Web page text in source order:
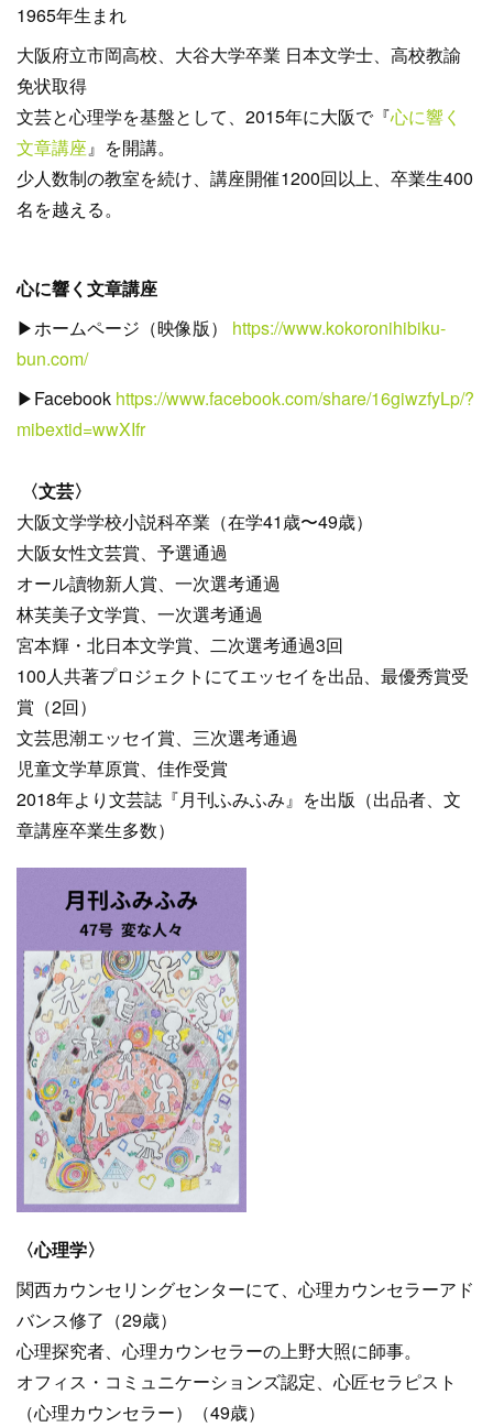
1965年生まれ
大阪府立市岡高校、大谷大学卒業 日本文学士、高校教諭
免状取得
文芸と心理学を基盤として、2015年に大阪で『心に響く
文章講座 』を開講。
少人数制の教室を続け、講座開催1200回以上、卒業生400
名を越える。
心に響く文章講座
▶︎ホームページ（映像版） https://www.kokoronihibiku-
bun.com/
▶︎Facebook https://www.facebook.com/share/16giwzfyLp/?
mibextid=wwXIfr
〈文芸〉
大阪文学学校小説科卒業（在学41歳〜49歳）
大阪女性文芸賞、予選通過
オール讀物新人賞、一次選考通過
林芙美子文学賞、一次選考通過
宮本輝・北日本文学賞、二次選考通過3回
100人共著プロジェクトにてエッセイを出品、最優秀賞受
賞（2回）
文芸思潮エッセイ賞、三次選考通過
児童文学草原賞、佳作受賞
2018年より文芸誌『月刊ふみふみ』を出版（出品者、文
章講座卒業生多数）
〈心理学〉
関西カウンセリングセンターにて、心理カウンセラーアド
バンス修了（29歳）
心理探究者、心理カウンセラーの上野大照に師事。
オフィス・コミュニケーションズ認定、心匠セラピスト
（心理カウンセラー）（49歳）